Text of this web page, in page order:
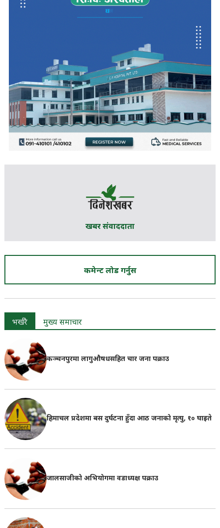
खबर संवाददाता
कमेन्ट लोड गर्नुस
भर्खरै मुख्य समाचार
कञ्चनपुरमा लागुऔषधसहित चार जना पक्राउ
हिमाचल प्रदेशमा बस दुर्घटना हुँदा आठ जनाको मृत्यु, १० घाइते
जालसाजीको अभियोगमा वडाध्यक्ष पक्राउ